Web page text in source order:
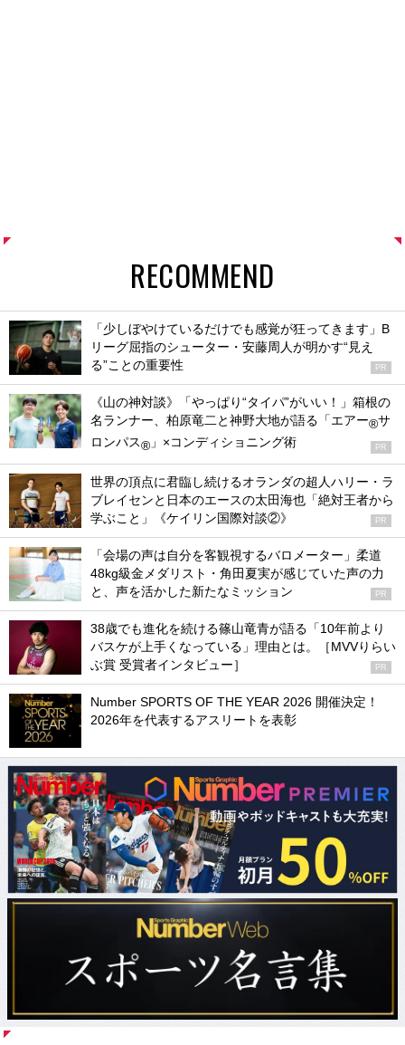
RECOMMEND
「少しぼやけているだけでも感覚が狂ってきます」B
リーグ屈指のシューター・安藤周人が明かす“見え
る”ことの重要性
PR
《山の神対談》「やっぱり“タイパ”がいい！」箱根の
名ランナー、柏原竜二と神野大地が語る「エアー®サ
ロンパス® 」×コンディショニング術 PR
世界の頂点に君臨し続けるオランダの超人ハリー・ラ
ブレイセンと日本のエースの太田海也「絶対王者から
学ぶこと」《ケイリン国際対談②》
PR
「会場の声は自分を客観視するバロメーター」柔道
48kg級金メダリスト・角田夏実が感じていた声の力
と、声を活かした新たなミッション
PR
38歳でも進化を続ける篠山竜青が語る「10年前より
バスケが上手くなっている」理由とは。［MVVりらい
ぶ賞 受賞者インタビュー］
PR
Number SPORTS OF THE YEAR 2026 開催決定！
2026年を代表するアスリートを表彰